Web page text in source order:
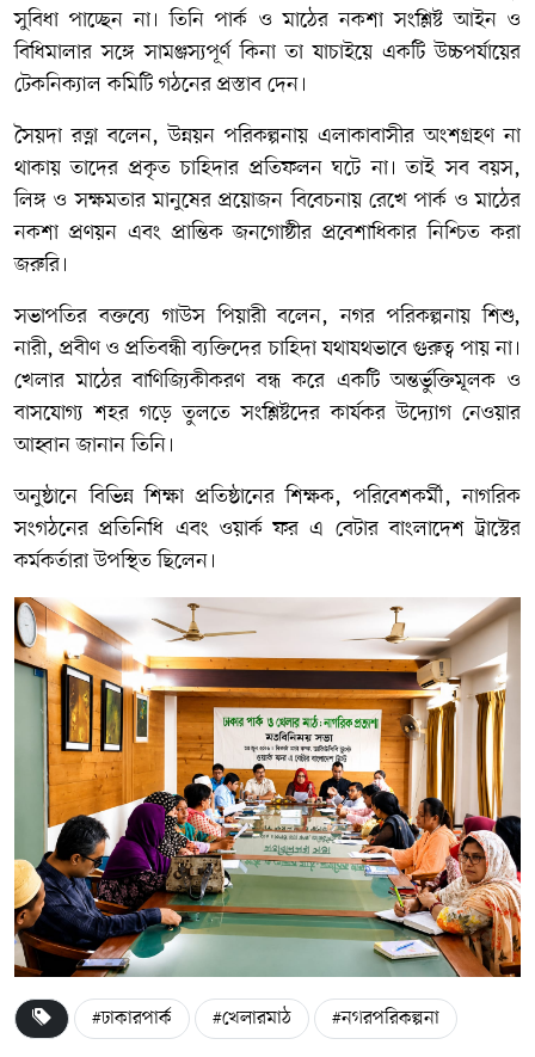
সুবিধা পাচ্ছেন না। তিনি পার্ক ও মাঠের নকশা সংশ্লিষ্ট আইন ও
বিধিমালার সঙ্গে সামঞ্জস্যপূর্ণ কিনা তা যাচাইয়ে একটি উচ্চপর্যায়ের
টেকনিক্যাল কমিটি গঠনের প্রস্তাব দেন।
সৈয়দা রত্না বলেন, উন্নয়ন পরিকল্পনায় এলাকাবাসীর অংশগ্রহণ না
থাকায় তাদের প্রকৃত চাহিদার প্রতিফলন ঘটে না। তাই সব বয়স,
লিঙ্গ ও সক্ষমতার মানুষের প্রয়োজন বিবেচনায় রেখে পার্ক ও মাঠের
নকশা প্রণয়ন এবং প্রান্তিক জনগোষ্ঠীর প্রবেশাধিকার নিশ্চিত করা
জরুরি।
সভাপতির বক্তব্যে গাউস পিয়ারী বলেন, নগর পরিকল্পনায় শিশু,
নারী, প্রবীণ ও প্রতিবন্ধী ব্যক্তিদের চাহিদা যথাযথভাবে গুরুত্ব পায় না।
খেলার মাঠের বাণিজ্যিকীকরণ বন্ধ করে একটি অন্তর্ভুক্তিমূলক ও
বাসযোগ্য শহর গড়ে তুলতে সংশ্লিষ্টদের কার্যকর উদ্যোগ নেওয়ার
আহ্বান জানান তিনি।
অনুষ্ঠানে বিভিন্ন শিক্ষা প্রতিষ্ঠানের শিক্ষক, পরিবেশকর্মী, নাগরিক
সংগঠনের প্রতিনিধি এবং ওয়ার্ক ফর এ বেটার বাংলাদেশ ট্রাস্টের
কর্মকর্তারা উপস্থিত ছিলেন।
#ঢাকারপার্ক #খেলারমাঠ #নগরপরিকল্পনা